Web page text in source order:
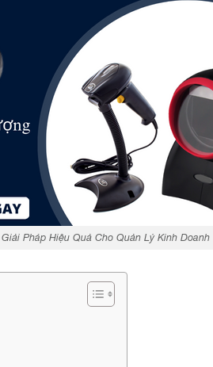
Pháp Hiệu Quả Cho Quản Lý Kinh Doanh